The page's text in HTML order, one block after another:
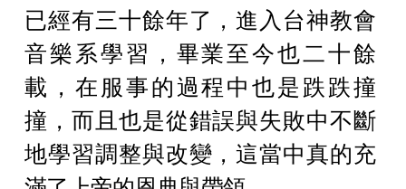
教牧博士班
已經有三十餘年了，進入台神教會
音樂系學習，畢業至今也二十餘
載，在服事的過程中也是跌跌撞
撞，而且也是從錯誤與失敗中不斷
地學習調整與改變，這當中真的充